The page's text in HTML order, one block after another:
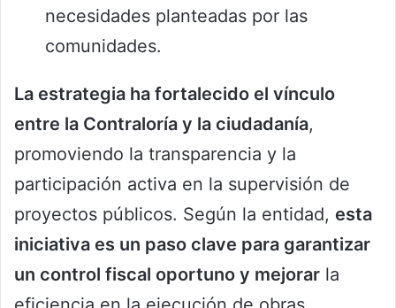
necesidades planteadas por las
comunidades.
La estrategia ha fortalecido el vínculo
entre la Contraloría y la ciudadanía,
promoviendo la transparencia y la
participación activa en la supervisión de
proyectos públicos. Según la entidad, esta
iniciativa es un paso clave para garantizar
un control fiscal oportuno y mejorar la